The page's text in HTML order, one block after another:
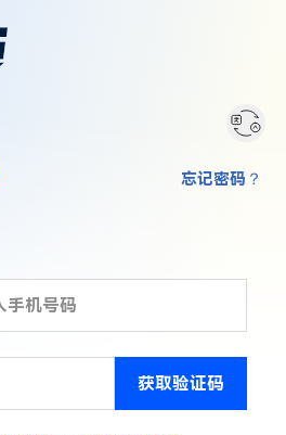
获取验证码
忘记密码？